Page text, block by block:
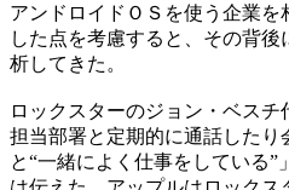
アンドロイドＯＳを使う企業
した点を考慮すると、その背
析してきた。
ロックスターのジョン・ベス
担当部署と定期的に通話したり
と“一緒によく仕事をしている